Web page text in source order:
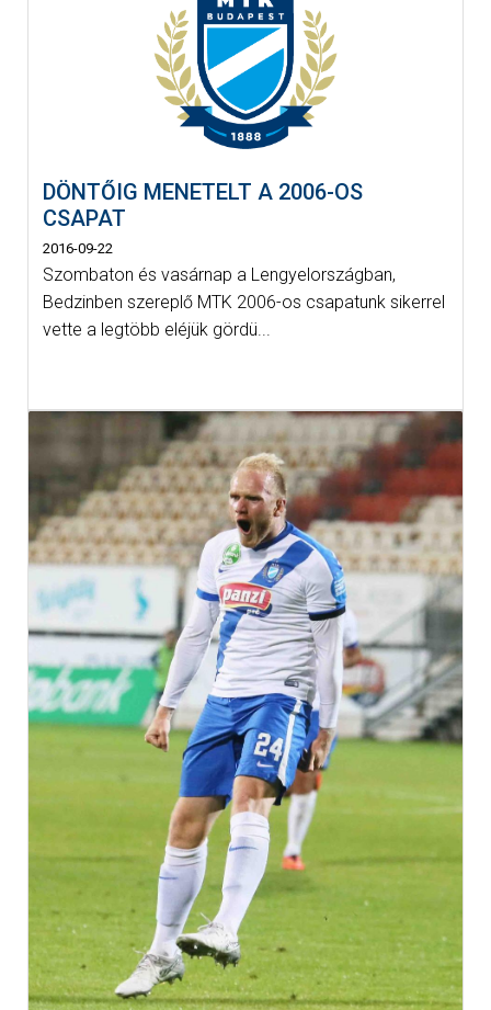
DÖNTŐIG MENETELT A 2006-OS
CSAPAT
2016-09-22
Szombaton és vasárnap a Lengyelországban,
Bedzinben szereplő MTK 2006-os csapatunk sikerrel
vette a legtöbb eléjük gördü...